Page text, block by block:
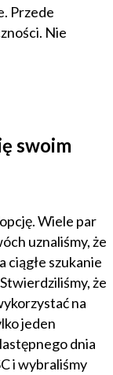
Przede
Nie
swoim
Wiele par
uznaliśmy, że
ciągłe szukanie
że
na
jeden
dnia
i wybraliśmy